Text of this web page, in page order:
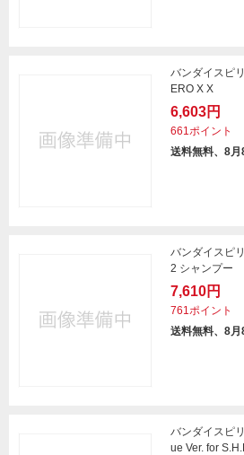
バンダイスピ
ERO X X
6,603円
661ポイント
送料無料、8月
バンダイスピ
2 シャンプー
7,610円
761ポイント
送料無料、8月
バンダイスピ
ue Ver. for